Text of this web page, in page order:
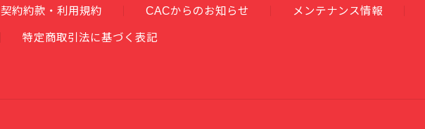
契約約款・利用規約 CACからのお知らせ メンテナンス情報
特定商取引法に基づく表記